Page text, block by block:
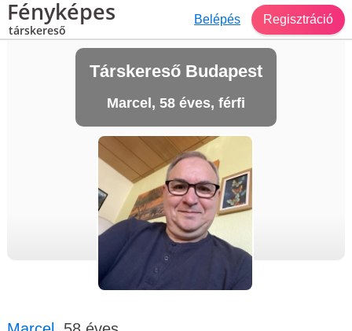
Fényképes
társkereső
Belépés Regisztráció
Társkereső Budapest
Marcel, 58 éves, férfi